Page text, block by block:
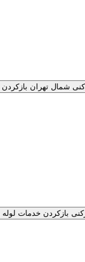
کنی شمال تهران
بازکردن خدمات لوله